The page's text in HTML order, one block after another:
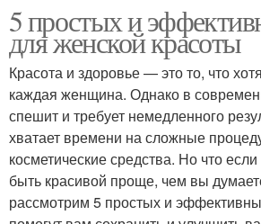
5 простых и
для женской красоты
Красота и здоровье — это то, что
каждая женщина. Однако в
спешит и требует немедленного
хватает времени на сложные
косметические средства. Но что
быть красивой проще, чем вы
рассмотрим 5 простых и